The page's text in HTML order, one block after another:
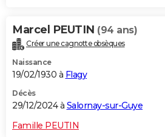
Marcel PEUTIN (94 ans)
Créer une cagnotte obsèques
Naissance
19/02/1930 à Flagy
Décès
29/12/2024 à Salornay-sur-Guye
Famille PEUTIN